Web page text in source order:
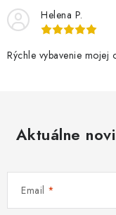
Helena P.
Rýchle vybavenie mojej
Aktuálne
Email